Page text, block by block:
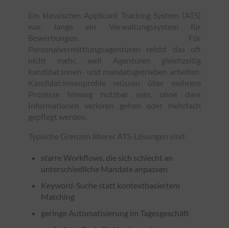
Ein klassisches Applicant Tracking System (ATS)
war lange ein Verwaltungssystem für
Bewerbungen. Für
Personalvermittlungsagenturen reicht das oft
nicht mehr, weil Agenturen gleichzeitig
kandidat:innen- und mandatsgetrieben arbeiten.
Kandidat:innenprofile müssen über mehrere
Prozesse hinweg nutzbar sein, ohne dass
Informationen verloren gehen oder mehrfach
gepflegt werden.
Typische Grenzen älterer ATS-Lösungen sind:
starre Workflows, die sich schlecht an
unterschiedliche Mandate anpassen
Keyword-Suche statt kontextbasiertem
Matching
geringe Automatisierung im Tagesgeschäft